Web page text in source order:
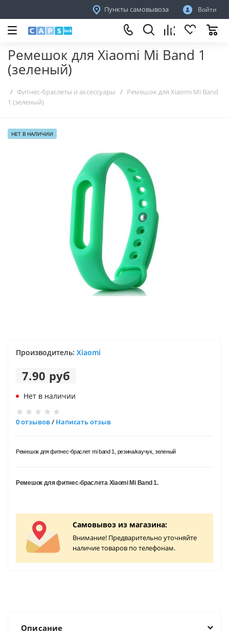
Пункты самовывоза Войти
Ремешок для Xiaomi Mi Band 1
(зеленый)
Фитнес-браслеты и аксессуары
Ремешок для Xiaomi Mi Band
1 (зеленый)
НЕТ В НАЛИЧИИ
Производитель: Xiaomi
7.90 руб
Нет в наличии
0 отзывов/ Написать отзыв
Ремешок для фитнес-браслет mi band 1, резина/каучук, зеленый
Ремешок для фитнес-браслета Xiaomi Mi Band 1.
Самовывоз из магазина:
Внимание! Предварительно уточняйте
наличие товаров по телефонам.
Описание